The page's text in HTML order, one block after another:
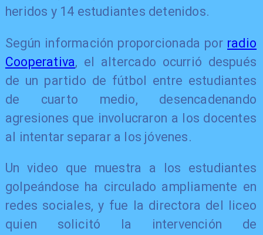
heridos y 14 estudiantes detenidos.
Según información proporcionada por radio
Cooperativa, el altercado ocurrió después
de un partido de fútbol entre estudiantes
de cuarto medio, desencadenando
agresiones que involucraron a los docentes
al intentar separar a los jóvenes.
Un video que muestra a los estudiantes
golpeándose ha circulado ampliamente en
redes sociales, y fue la directora del liceo
quien solicitó la intervención de